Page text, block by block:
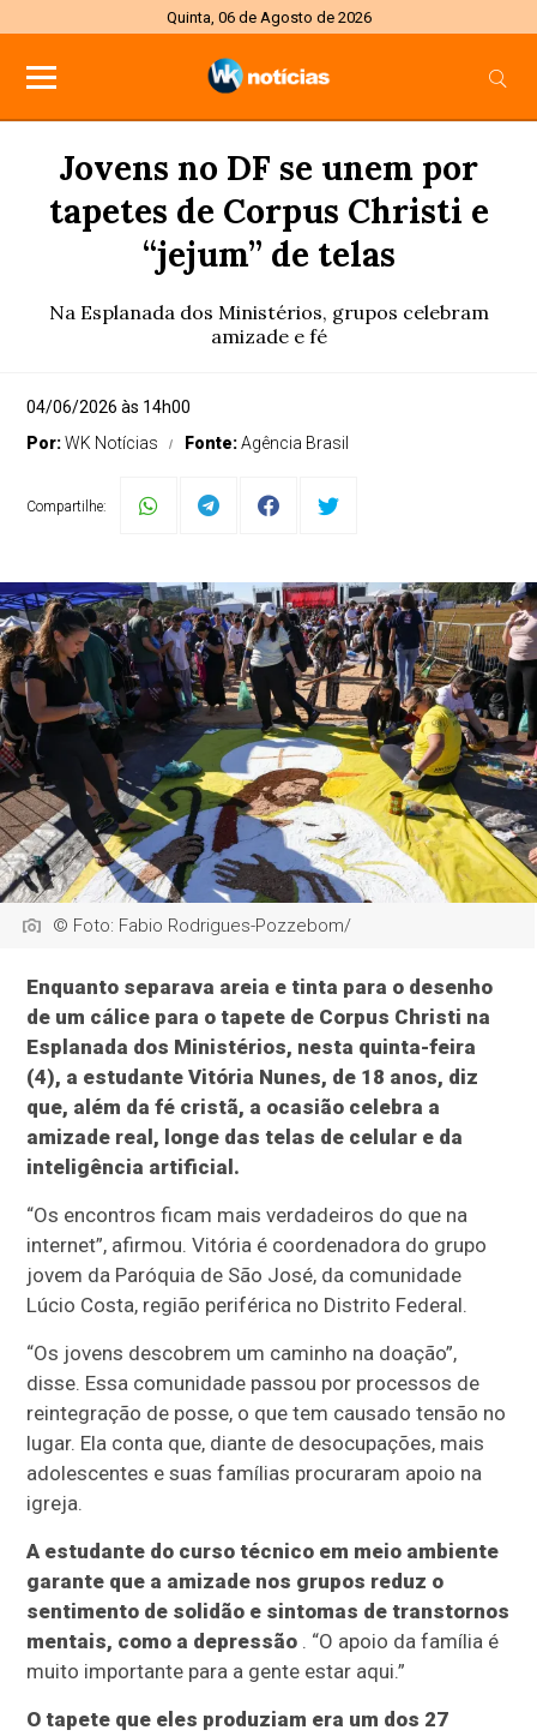
Quinta, 06 de Agosto de 2026
Jovens no DF se unem por
tapetes de Corpus Christi e
“jejum” de telas
Na Esplanada dos Ministérios, grupos celebram
amizade e fé
04/06/2026 às 14h00
Por:WK Notícias Fonte:Agência Brasil
Compartilhe:
© Foto: Fabio Rodrigues-Pozzebom/
Enquanto separava areia e tinta para o desenho
de um cálice para o tapete de Corpus Christi na
Esplanada dos Ministérios, nesta quinta-feira
(4), a estudante Vitória Nunes, de 18 anos, diz
que, além da fé cristã, a ocasião celebra a
amizade real, longe das telas de celular e da
inteligência artificial.
“Os encontros ficam mais verdadeiros do que na
internet”, afirmou. Vitória é coordenadora do grupo
jovem da Paróquia de São José, da comunidade
Lúcio Costa, região periférica no Distrito Federal.
“Os jovens descobrem um caminho na doação”,
disse. Essa comunidade passou por processos de
reintegração de posse, o que tem causado tensão no
lugar. Ela conta que, diante de desocupações, mais
adolescentes e suas famílias procuraram apoio na
igreja.
A estudante do curso técnico em meio ambiente
garante que a amizade nos grupos reduz o
sentimento de solidão e sintomas de transtornos
mentais, como a depressão . “O apoio da família é
muito importante para a gente estar aqui.”
O tapete que eles produziam era um dos 27